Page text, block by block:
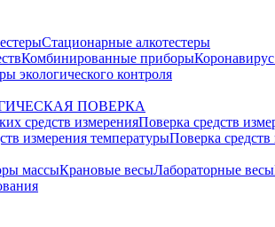
Стационарные алкотестеры
Комбинированные приборы
экологического контроля
ПОВЕРКА
средств измеренияПоверка средств
измерения температурыПоверка
массыКрановые весыЛабораторные весы